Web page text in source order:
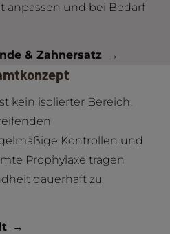
anpassen und bei Bedarf
& Zahnersatz
kein isolierter Bereich,
Kontrollen und
Prophylaxe tragen
dauerhaft zu